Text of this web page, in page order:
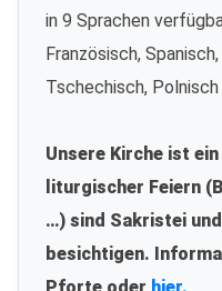
in 9 Sprachen
Französisch,
Tschechisch, Polnisch
Unsere Kirche ist
liturgischer Feiern
…) sind Sakristei
besichtigen.